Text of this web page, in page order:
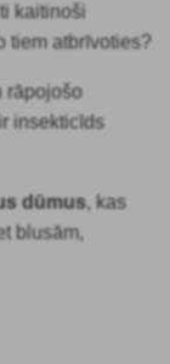
kaitinoši
tiem atbrīvoties?
rāpojošo
insekticīds
dūmus, kas
blusām,